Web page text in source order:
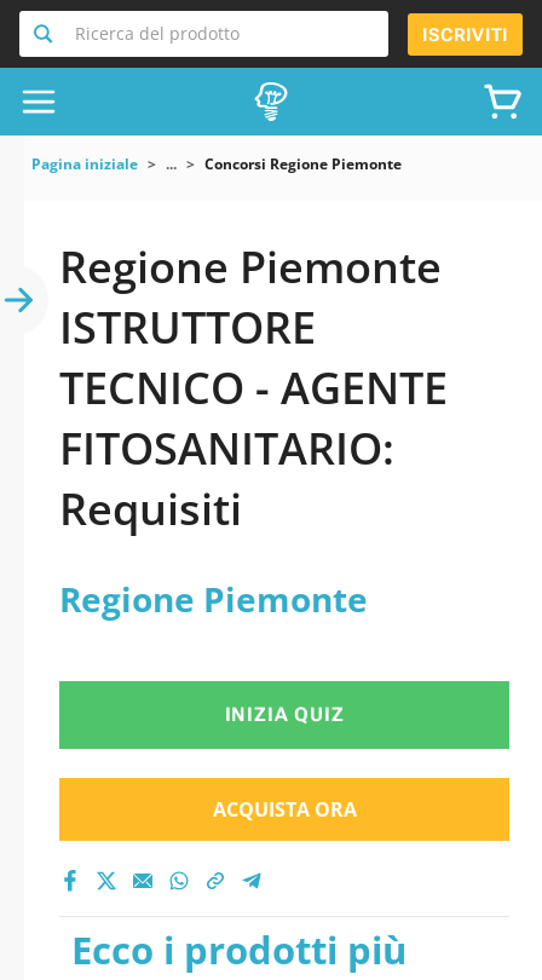
Ricerca del prodotto ISCRIVITI
Pagina iniziale ... Concorsi Regione Piemonte
Regione Piemonte
ISTRUTTORE
TECNICO - AGENTE
FITOSANITARIO:
Requisiti
Regione Piemonte
INIZIA QUIZ
ACQUISTA ORA
Ecco i prodotti più